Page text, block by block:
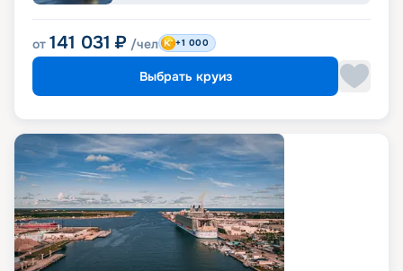
от 141 031 ₽ /чел +1 000
Выбрать круиз